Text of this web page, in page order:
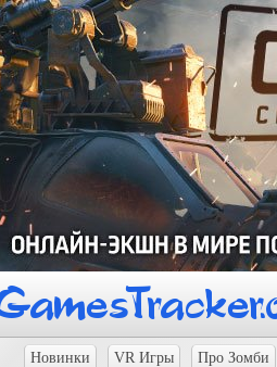
Новинки VR Игры Про Зомби